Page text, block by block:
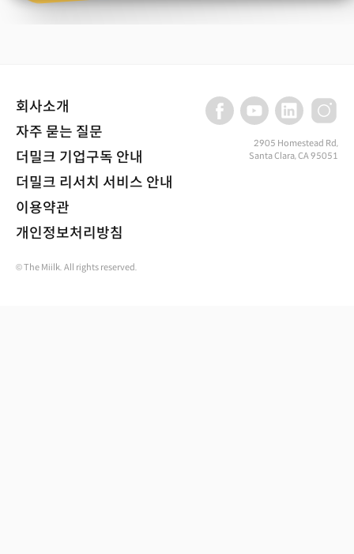
회사소개
자주 묻는 질문
더밀크 기업구독 안내
더밀크 리서치 서비스 안내
이용약관
개인정보처리방침
2905 Homestead Rd,
Santa Clara, CA 95051
© The Miilk. All rights reserved.